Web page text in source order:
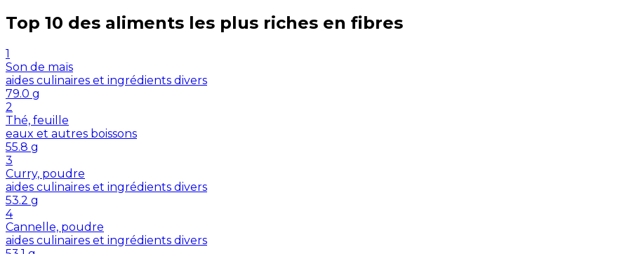
Top 10 des aliments les plus riches en fibres
1
Son de maïs
aides culinaires et ingrédients divers
79.0 g
2
Thé, feuille
eaux et autres boissons
55.8 g
3
Curry, poudre
aides culinaires et ingrédients divers
53.2 g
4
Cannelle, poudre
aides culinaires et ingrédients divers